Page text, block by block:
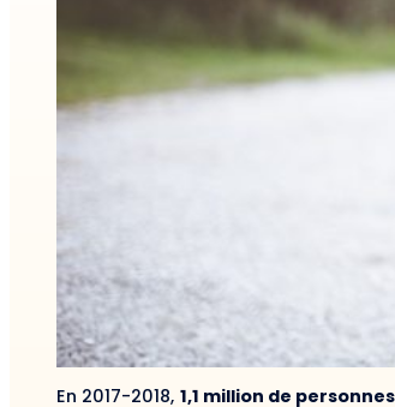
En 2017-2018, 1,1 million de